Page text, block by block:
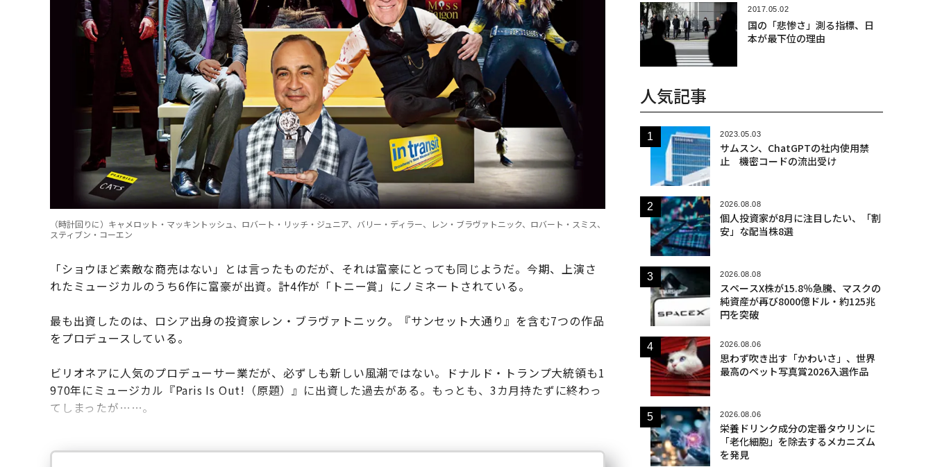
（時計回りに）キャメロット・マッキントッシュ、ロバート・リッチ・ジュニア、バリー・ディラー、レン・ブラヴァトニック、ロバート・スミス、
スティブン・コーエン
「ショウほど素敵な商売はない」とは言ったものだが、それは富豪にとっても同じようだ。今期、上演さ
れたミュージカルのうち6作に富豪が出資。計4作が「トニー賞」にノミネートされている。
最も出資したのは、ロシア出身の投資家レン・ブラヴァトニック。『サンセット大通り』を含む7つの作品
をプロデュースしている。
ビリオネアに人気のプロデューサー業だが、必ずしも新しい風潮ではない。ドナルド・トランプ大統領も1
970年にミュージカル『Paris Is Out!（原題）』に出資した過去がある。もっとも、3カ月持たずに終わっ
てしまったが……。
2017.05.02
国の「悲惨さ」測る指標、日
本が最下位の理由
人気記事
2023.05.03
サムスン、ChatGPTの社内使用禁
止 機密コードの流出受け
2026.08.08
個人投資家が8月に注目したい、「割
安」な配当株8選
2026.08.08
スペースX株が15.8％急騰、マスクの
純資産が再び8000億ドル・約125兆
円を突破
2026.08.06
思わず吹き出す「かわいさ」、世界
最高のペット写真賞2026入選作品
2026.08.06
栄養ドリンク成分の定番タウリンに
「老化細胞」を除去するメカニズム
を発見